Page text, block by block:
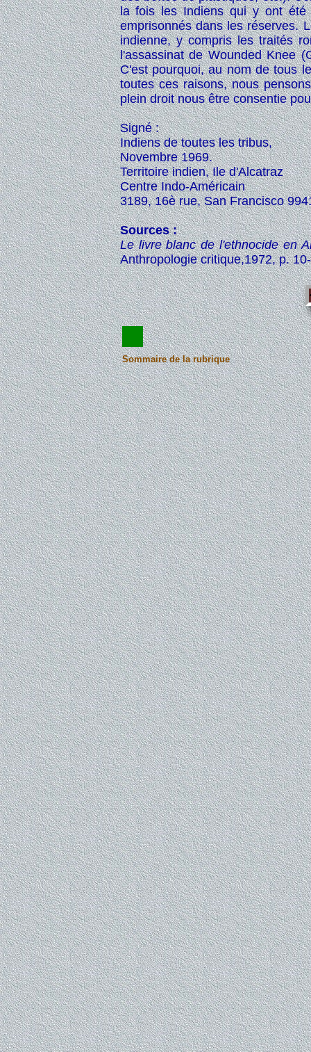
la fois les Indiens qui y ont été
emprisonnés dans les réserves.
indienne, y compris les traités
l'assassinat de Wounded Knee
C'est pourquoi, au nom de tous
toutes ces raisons, nous
plein droit nous être consentie
Signé :
Indiens de toutes les tribus,
Novembre 1969.
Territoire indien, Ile d'Alcatraz
Centre Indo-Américain
3189, 16è rue, San Francisco
Sources :
Le livre blanc de l'ethnocide en
Anthropologie critique,1972, p.
Sommaire de la rubrique